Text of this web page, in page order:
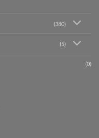
(380)
(5)
(0)